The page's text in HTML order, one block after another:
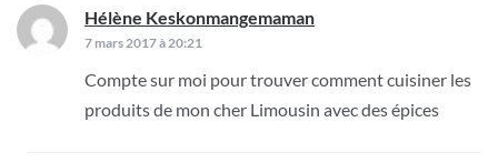
Hélène Keskonmangemaman
7 mars 2017 à 20:21
Compte sur moi pour trouver comment cuisiner les
produits de mon cher Limousin avec des épices